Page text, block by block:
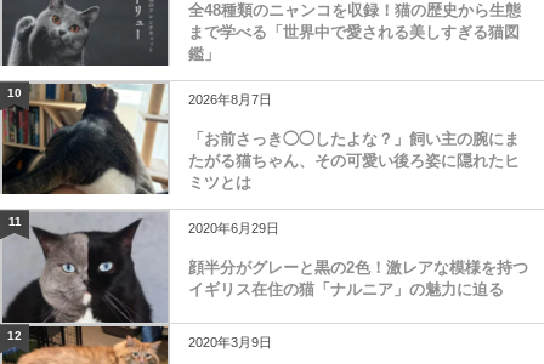
全48種類のニャンコを収録！猫の歴史から生態
まで学べる「世界中で愛される美しすぎる猫図
鑑」
10 2026年8月7日
「お前さっき◯◯したよな？」飼い主の腕にま
たがる猫ちゃん、その可愛い後ろ姿に隠れたヒ
ミツとは
11 2020年6月29日
顔半分がグレーと黒の2色！激レアな模様を持つ
イギリス在住の猫「ナルニア」の魅力に迫る
12 2020年3月9日